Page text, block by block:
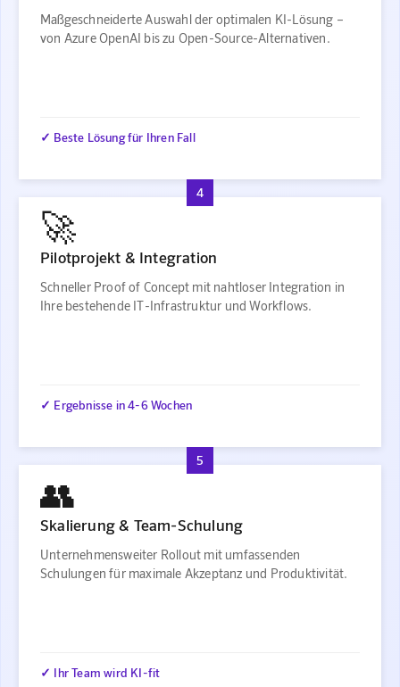
Maßgeschneiderte Auswahl der optimalen KI-Lösung –
von Azure OpenAI bis zu Open-Source-Alternativen.
✓ Beste Lösung für Ihren Fall
4
🚀
Pilotprojekt & Integration
Schneller Proof of Concept mit nahtloser Integration in
Ihre bestehende IT-Infrastruktur und Workflows.
✓ Ergebnisse in 4-6 Wochen
5
👥
Skalierung & Team-Schulung
Unternehmensweiter Rollout mit umfassenden
Schulungen für maximale Akzeptanz und Produktivität.
✓ Ihr Team wird KI-fit